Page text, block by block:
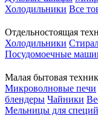
Холодильники Все
Отдельностоящая
Холодильники
Посудомоечные
Малая бытовая
Микроволновые печи
блендеры Чайники
Мельницы для специй